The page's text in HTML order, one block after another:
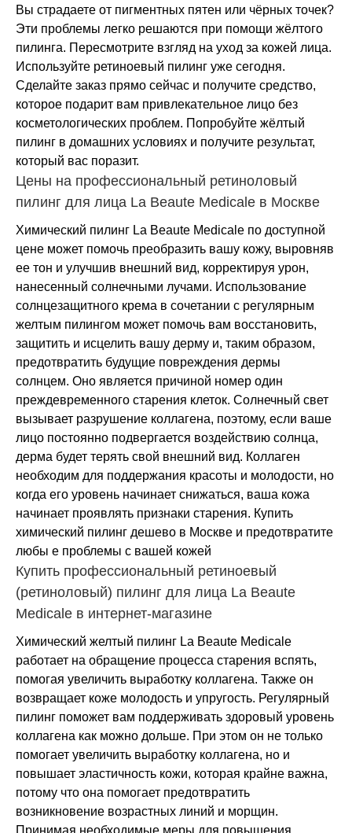
Вы страдаете от пигментных пятен или чёрных точек?
Эти проблемы легко решаются при помощи жёлтого
пилинга. Пересмотрите взгляд на уход за кожей лица.
Используйте ретиноевый пилинг уже сегодня.
Сделайте заказ прямо сейчас и получите средство,
которое подарит вам привлекательное лицо без
косметологических проблем. Попробуйте жёлтый
пилинг в домашних условиях и получите результат,
который вас поразит.
Цены на профессиональный ретиноловый
пилинг для лица La Beaute Medicale в Москве
Химический пилинг La Beaute Medicale по доступной
цене может помочь преобразить вашу кожу, выровняв
ее тон и улучшив внешний вид, корректируя урон,
нанесенный солнечными лучами. Использование
солнцезащитного крема в сочетании с регулярным
желтым пилингом может помочь вам восстановить,
защитить и исцелить вашу дерму и, таким образом,
предотвратить будущие повреждения дермы
солнцем. Оно является причиной номер один
преждевременного старения клеток. Солнечный свет
вызывает разрушение коллагена, поэтому, если ваше
лицо постоянно подвергается воздействию солнца,
дерма будет терять свой внешний вид. Коллаген
необходим для поддержания красоты и молодости, но
когда его уровень начинает снижаться, ваша кожа
начинает проявлять признаки старения. Купить
химический пилинг дешево в Москве и предотвратите
любы е проблемы с вашей кожей
Купить профессиональный ретиноевый
(ретиноловый) пилинг для лица La Beaute
Medicale в интернет-магазине
Химический желтый пилинг La Beaute Medicale
работает на обращение процесса старения вспять,
помогая увеличить выработку коллагена. Также он
возвращает коже молодость и упругость. Регулярный
пилинг поможет вам поддерживать здоровый уровень
коллагена как можно дольше. При этом он не только
помогает увеличить выработку коллагена, но и
повышает эластичность кожи, которая крайне важна,
потому что она помогает предотвратить
возникновение возрастных линий и морщин.
Принимая необходимые меры для повышения
Не показывать предложение о консультации
+7 (495) 640-58-89
+7 (929) 933-09-89